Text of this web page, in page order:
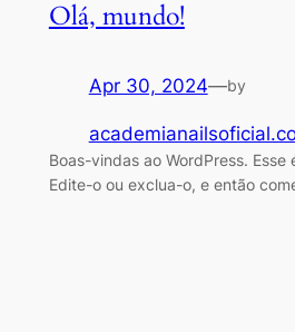
Olá, mundo!
Apr 30, 2024—by
Boas-vindas ao WordPress. Esse
Edite-o ou exclua-o, e então